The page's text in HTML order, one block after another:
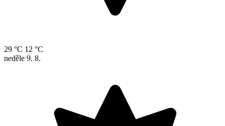
29 °C 12 °C
neděle 9. 8.